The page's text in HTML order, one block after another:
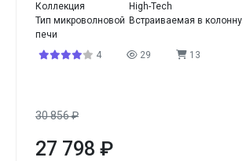
Коллекция
High-Tech
Тип микроволновой
печи
Встраиваемая в колонну
4 29 13
30 856₽
27 798 ₽